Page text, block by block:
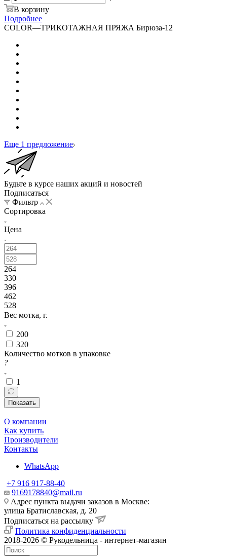
В корзину
Подробнее
COLOR—ТРИКОТАЖНАЯ ПРЯЖА Бирюза-12
Еще 1 предложение
Будьте в курсе наших акций и новостей
Подписаться
Фильтр
Сортировка
Цена
264
330
396
462
528
Вес мотка, г.
200
320
Количество мотков в упаковке
?
1
Показать
О компании
Как купить
Производители
Контакты
WhatsApp
+7 916 917-88-40
9169178840@mail.ru
Адрес пункта выдачи заказов в Москве:
улица Братиславская, д. 20
Подписаться на рассылку
Политика конфиденциальности
2018-2026 © Рукодельница - интернет-магазин